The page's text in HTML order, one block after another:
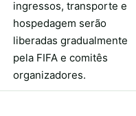
ingressos, transporte e
hospedagem serão
liberadas gradualmente
pela FIFA e comitês
organizadores.